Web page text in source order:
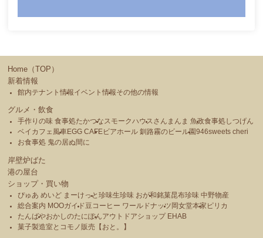
Home（TOP）
新着情報
館内テナント情報イベント情報その他の情報
グルメ・飲食
手作りの味 食事処たかつな スモークハウス さんまんま 魚政食事処しつげん
ベイカフェ風車EGG CAFEビアホール 釧路霧のビール園946sweets cheri
お食事処 鬼の居ぬ間に
岸壁炉ばた
港の屋台
ショップ・買い物
ぴゅあ めいど まーけっと珍味生珍味 おが和銘菓昆布珍味 中野物産
総合案内 MOOガイド豆コーヒー ワールドナッツ 岡女堂本家 ピリカ
たんばやおかしのたにぽんアウトドアショップ EHAB
菓子製造室とコモノ販売【おと。】